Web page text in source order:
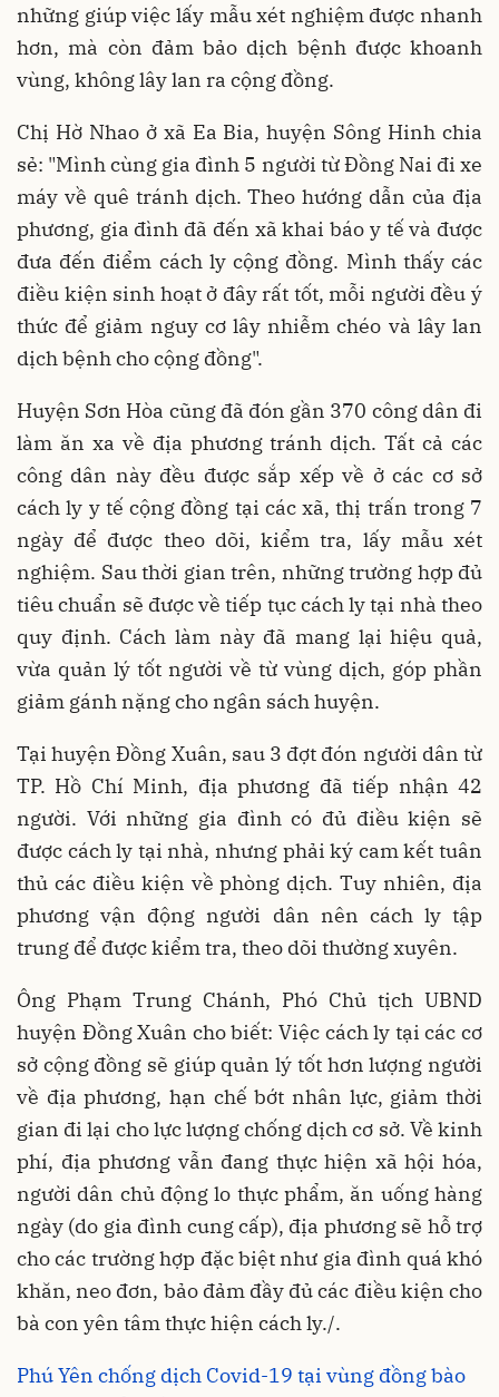
những giúp việc lấy mẫu xét nghiệm được nhanh
hơn, mà còn đảm bảo dịch bệnh được khoanh
vùng, không lây lan ra cộng đồng.
Chị Hờ Nhao ở xã Ea Bia, huyện Sông Hinh chia
sẻ: "Mình cùng gia đình 5 người từ Đồng Nai đi xe
máy về quê tránh dịch. Theo hướng dẫn của địa
phương, gia đình đã đến xã khai báo y tế và được
đưa đến điểm cách ly cộng đồng. Mình thấy các
điều kiện sinh hoạt ở đây rất tốt, mỗi người đều ý
thức để giảm nguy cơ lây nhiễm chéo và lây lan
dịch bệnh cho cộng đồng".
Huyện Sơn Hòa cũng đã đón gần 370 công dân đi
làm ăn xa về địa phương tránh dịch. Tất cả các
công dân này đều được sắp xếp về ở các cơ sở
cách ly y tế cộng đồng tại các xã, thị trấn trong 7
ngày để được theo dõi, kiểm tra, lấy mẫu xét
nghiệm. Sau thời gian trên, những trường hợp đủ
tiêu chuẩn sẽ được về tiếp tục cách ly tại nhà theo
quy định. Cách làm này đã mang lại hiệu quả,
vừa quản lý tốt người về từ vùng dịch, góp phần
giảm gánh nặng cho ngân sách huyện.
Tại huyện Đồng Xuân, sau 3 đợt đón người dân từ
TP. Hồ Chí Minh, địa phương đã tiếp nhận 42
người. Với những gia đình có đủ điều kiện sẽ
được cách ly tại nhà, nhưng phải ký cam kết tuân
thủ các điều kiện về phòng dịch. Tuy nhiên, địa
phương vận động người dân nên cách ly tập
trung để được kiểm tra, theo dõi thường xuyên.
Ông Phạm Trung Chánh, Phó Chủ tịch UBND
huyện Đồng Xuân cho biết: Việc cách ly tại các cơ
sở cộng đồng sẽ giúp quản lý tốt hơn lượng người
về địa phương, hạn chế bớt nhân lực, giảm thời
gian đi lại cho lực lượng chống dịch cơ sở. Về kinh
phí, địa phương vẫn đang thực hiện xã hội hóa,
người dân chủ động lo thực phẩm, ăn uống hàng
ngày (do gia đình cung cấp), địa phương sẽ hỗ trợ
cho các trường hợp đặc biệt như gia đình quá khó
khăn, neo đơn, bảo đảm đầy đủ các điều kiện cho
bà con yên tâm thực hiện cách ly./.
Phú Yên chống dịch Covid-19 tại vùng đồng bào